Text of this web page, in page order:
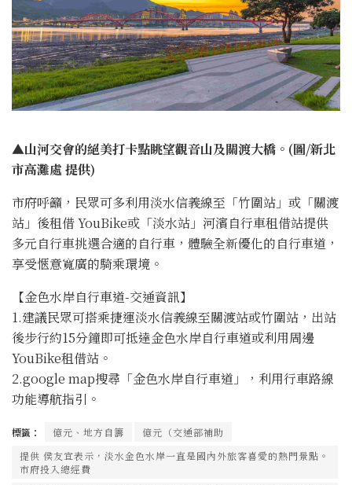
▲山河交會的絕美打卡點眺望觀音山及關渡大橋。(圖/新北
市高灘處 提供)
市府呼籲，民眾可多利用淡水信義線至「竹圍站」或「關渡
站」後租借 YouBike或「淡水站」河濱自行車租借站提供
多元自行車挑選合適的自行車，體驗全新優化的自行車道，
享受愜意寬廣的騎乘環境。
【金色水岸自行車道-交通資訊】
1.建議民眾可搭乘捷運淡水信義線至關渡站或竹圍站，出站
後步行約15分鐘即可抵達金色水岸自行車道或利用周邊
YouBike租借站。
2.google map搜尋「金色水岸自行車道」，利用行車路線
功能導航指引。
標籤： 億元、地方自籌
億元（交通部補助
提供 侯友宜表示，淡水金色水岸一直是國內外旅客喜愛的熱門景點。
市府投入總經費